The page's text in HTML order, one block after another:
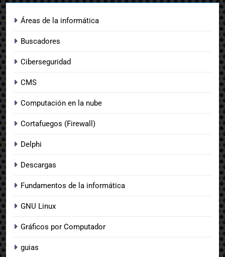
Áreas de la informática
Buscadores
Ciberseguridad
CMS
Computación en la nube
Cortafuegos (Firewall)
Delphi
Descargas
Fundamentos de la informática
GNU Linux
Gráficos por Computador
guias